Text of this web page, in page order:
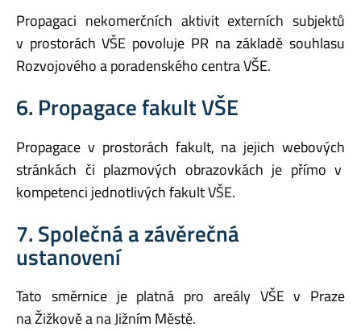
Propagaci nekomerčních aktivit externích subjektů
v prostorách VŠE povoluje PR na základě souhlasu
Rozvojového a poradenského centra VŠE.
6. Propagace fakult VŠE
Propagace v prostorách fakult, na jejich webových
stránkách či plazmových obrazovkách je přímo v
kompetenci jednotlivých fakult VŠE.
7. Společná a závěrečná
ustanovení
Tato směrnice je platná pro areály VŠE v Praze
na Žižkově a na Jižním Městě.